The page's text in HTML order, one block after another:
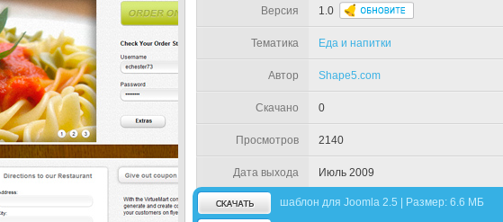
Версия 1.0
Тематика Еда и напитки
Автор Shape5.com
Скачано 0
Просмотров 2140
Дата выхода Июль 2009
шаблон для Joomla 2.5 | Размер: 6.6 МБ